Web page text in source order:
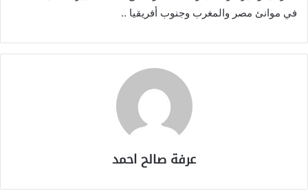
في موانئ مصر والمغرب وجنوب أفريقيا ..
عرفة صالح احمد